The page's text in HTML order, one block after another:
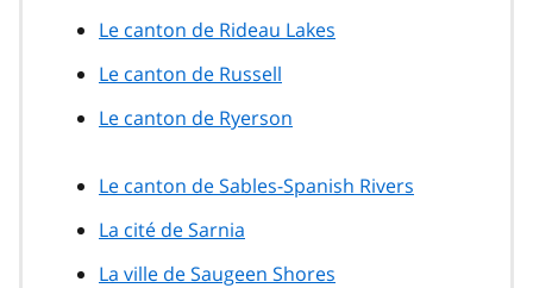
Le canton de Rideau Lakes
Le canton de Russell
Le canton de Ryerson
Le canton de Sables-Spanish Rivers
La cité de Sarnia
La ville de Saugeen Shores